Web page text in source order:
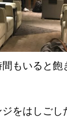
もいると飽
をはしごし